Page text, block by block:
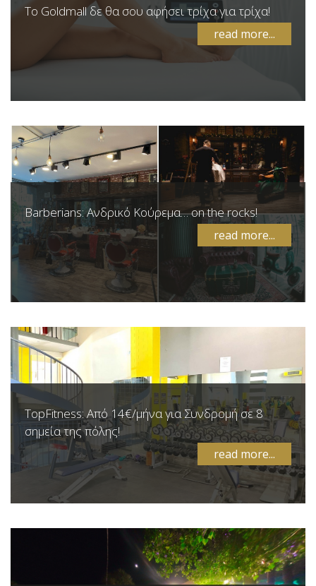
Το Goldmall δε θα σου αφήσει τρίχα για τρίχα!
read more...
Barberians: Ανδρικό Κούρεμα… on the rocks!
read more...
TopFitness: Από 14€/μήνα για Συνδρομή σε 8
σημεία της πόλης!
read more...